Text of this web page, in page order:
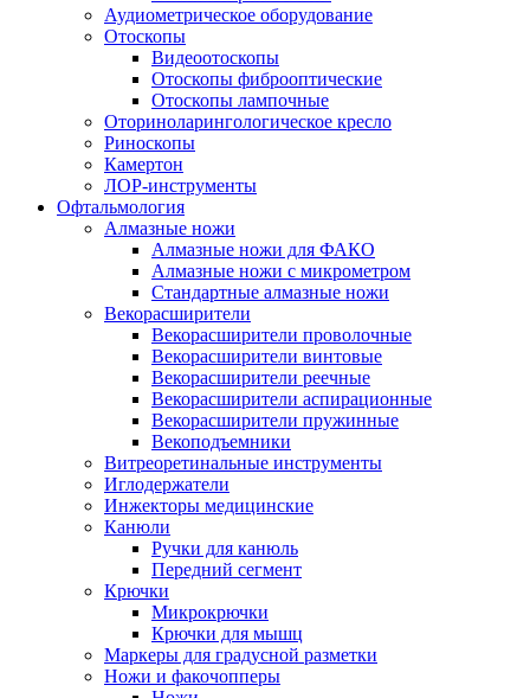
Аудиометрическое оборудование
Отоскопы
Видеоотоскопы
Отоскопы фиброоптические
Отоскопы лампочные
Оториноларингологическое кресло
Риноскопы
Камертон
ЛОР-инструменты
Офтальмология
Алмазные ножи
Алмазные ножи для ФАКО
Алмазные ножи с микрометром
Стандартные алмазные ножи
Векорасширители
Векорасширители проволочные
Векорасширители винтовые
Векорасширители реечные
Векорасширители аспирационные
Векорасширители пружинные
Векоподъемники
Витреоретинальные инструменты
Иглодержатели
Инжекторы медицинские
Канюли
Ручки для канюль
Передний сегмент
Крючки
Микрокрючки
Крючки для мышц
Маркеры для градусной разметки
Ножи и факочопперы